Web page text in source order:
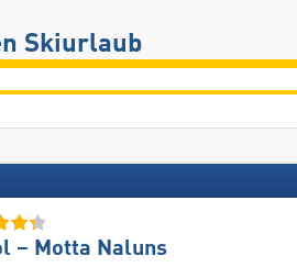
Skiurlaub
– Motta Naluns